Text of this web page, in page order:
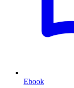
Ebook